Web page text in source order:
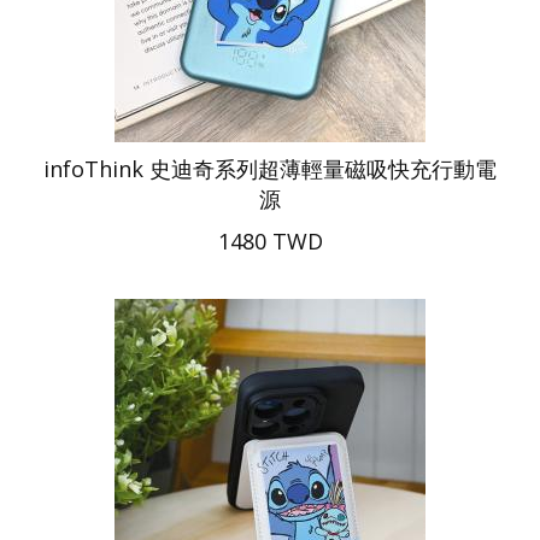
infoThink 史迪奇系列超薄輕量磁吸快充行動電
源
1480 TWD